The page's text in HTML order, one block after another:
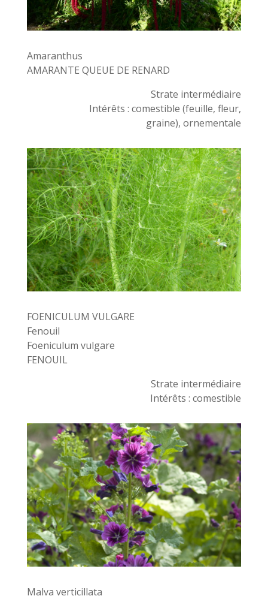
Amaranthus
AMARANTE QUEUE DE RENARD
Strate intermédiaire
Intérêts : comestible (feuille, fleur,
graine), ornementale
FOENICULUM VULGARE
Fenouil
Foeniculum vulgare
FENOUIL
Strate intermédiaire
Intérêts : comestible
Malva verticillata